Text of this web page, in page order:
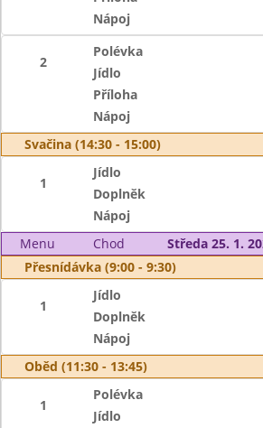
Nápoj
2
Polévka
Jídlo
Příloha
Nápoj
Svačina (14:30 - 15:00)
1
Jídlo
Doplněk
Nápoj
Menu
Chod
Středa 25. 1.
Přesnídávka (9:00 - 9:30)
1
Jídlo
Doplněk
Nápoj
Oběd (11:30 - 13:45)
1
Polévka
Jídlo